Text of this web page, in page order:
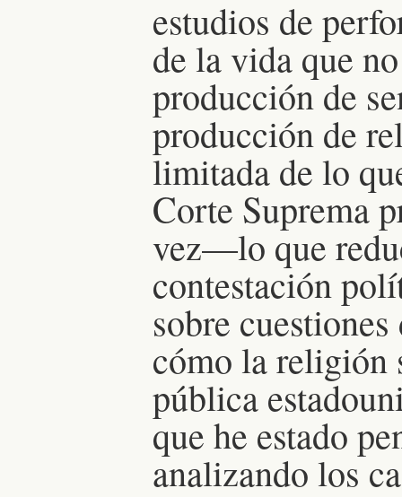
estudios de
de la vida que
producción de
producción de
limitada de lo
Corte Suprema
vez—lo que
contestación
sobre
cómo la religión
pública
que he estado
analizando los